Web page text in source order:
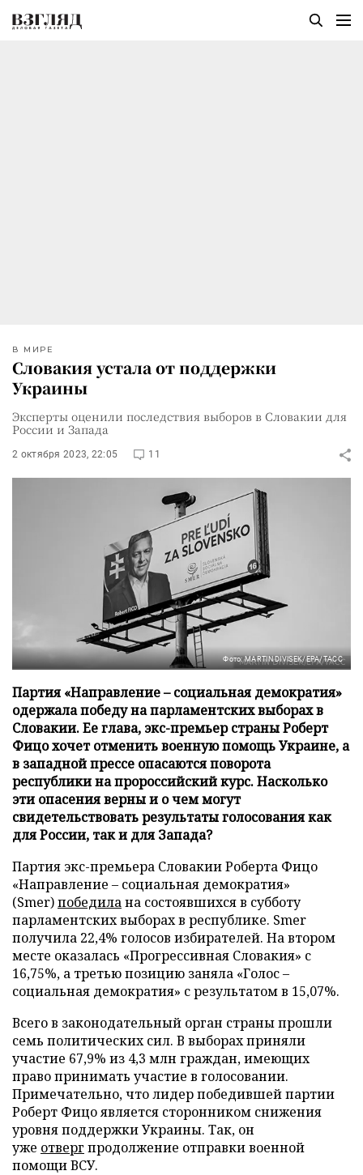
В МИРЕ
Словакия устала от поддержки
Украины
Эксперты оценили последствия выборов в Словакии для
России и Запада
2 октября 2023, 22:05 11
Фото: MARTIN DIVISEK/EPA/ТАСС
Партия «Направление – социальная демократия»
одержала победу на парламентских выборах в
Словакии. Ее глава, экс-премьер страны Роберт
Фицо хочет отменить военную помощь Украине, а
в западной прессе опасаются поворота
республики на пророссийский курс. Насколько
эти опасения верны и о чем могут
свидетельствовать результаты голосования как
для России, так и для Запада?
Партия экс-премьера Словакии Роберта Фицо
«Направление – социальная демократия»
(Smer)победилана состоявшихся в субботу
парламентских выборах в республике. Smer
получила 22,4% голосов избирателей. На втором
месте оказалась «Прогрессивная Словакия» с
16,75%, а третью позицию заняла «Голос –
социальная демократия» с результатом в 15,07%.
Всего в законодательный орган страны прошли
семь политических сил. В выборах приняли
участие 67,9% из 4,3 млн граждан, имеющих
право принимать участие в голосовании.
Примечательно, что лидер победившей партии
Роберт Фицо является сторонником снижения
уровня поддержки Украины. Так, он
уже отверг продолжение отправки военной
помощи ВСУ.